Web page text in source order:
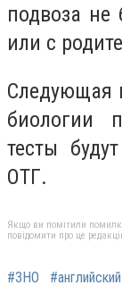
подвоза не
или с
Следующая
биологии
тесты
ОТГ.
Якщо ви помітили
повідомити про це
#ЗНО